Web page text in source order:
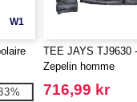
W1
TEE JAYS TJ9630
Zepelin homme
716,99 kr